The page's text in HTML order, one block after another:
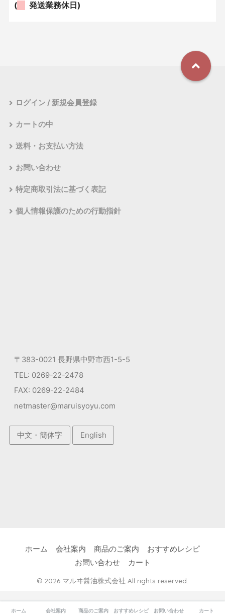
(
発送業務休日)
ログイン / 新規会員登録
カートの中
送料・お支払い方法
お問い合わせ
特定商取引法に基づく表記
個人情報保護のための行動指針
〒383-0021 長野県中野市西1-5-5
TEL: 0269-22-2478
FAX: 0269-22-2484
netmaster@maruisyoyu.com
中文・簡体字 English
ホーム 会社案内 商品のご案内
おすすめレシピ
お問い合わせ
カート
© 2026 マルヰ醤油株式会社 All rights reserved.
ホーム 会社案内 商品のご案内 おすすめレシピ お問い合わせ カート